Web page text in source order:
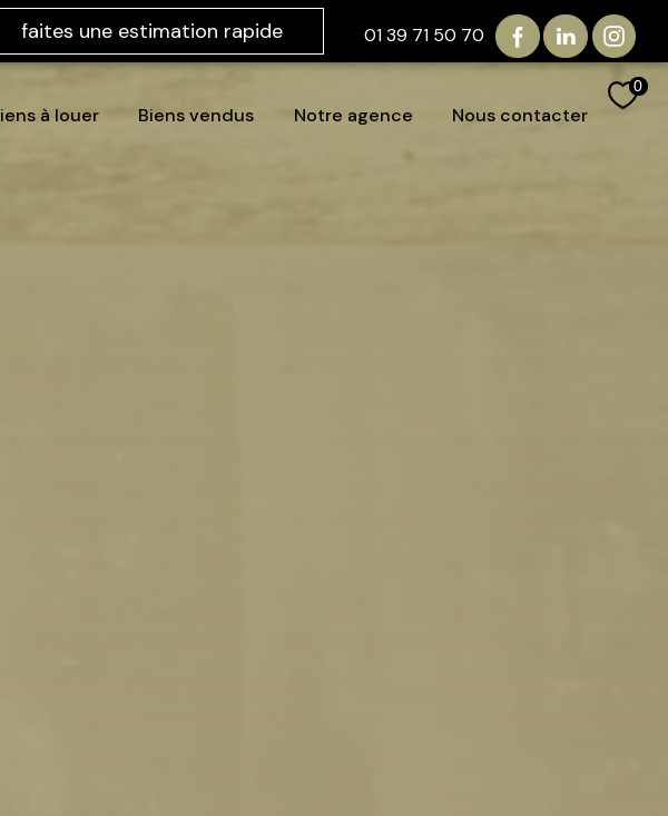
01 39 71 50 70
faites une estimation rapide
0
biens à louer biens vendus notre agence nous contacter